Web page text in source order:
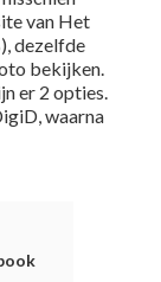
van Het
, dezelfde
bekijken.
er 2 opties.
waarna